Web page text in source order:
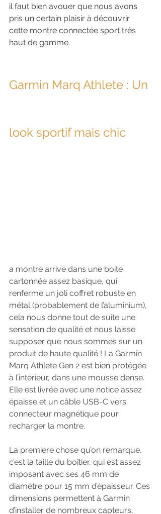
il faut bien avouer que nous avons
pris un certain plaisir à découvrir
cette montre connectée sport très
haut de gamme.
Garmin Marq Athlete : Un
look sportif mais chic
a montre arrive dans une boite
cartonnée assez basique, qui
renferme un joli coffret robuste en
métal (probablement de l’aluminium),
cela nous donne tout de suite une
sensation de qualité et nous laisse
supposer que nous sommes sur un
produit de haute qualité ! La Garmin
Marq Athlete Gen 2 est bien protégée
à l’intérieur, dans une mousse dense.
Elle est livrée avec une notice assez
épaisse et un câble USB-C vers
connecteur magnétique pour
recharger la montre.
La première chose qu’on remarque,
c’est la taille du boîtier, qui est assez
imposant avec ses 46 mm de
diamètre pour 15 mm d’épaisseur. Ces
dimensions permettent à Garmin
d’installer de nombreux capteurs,